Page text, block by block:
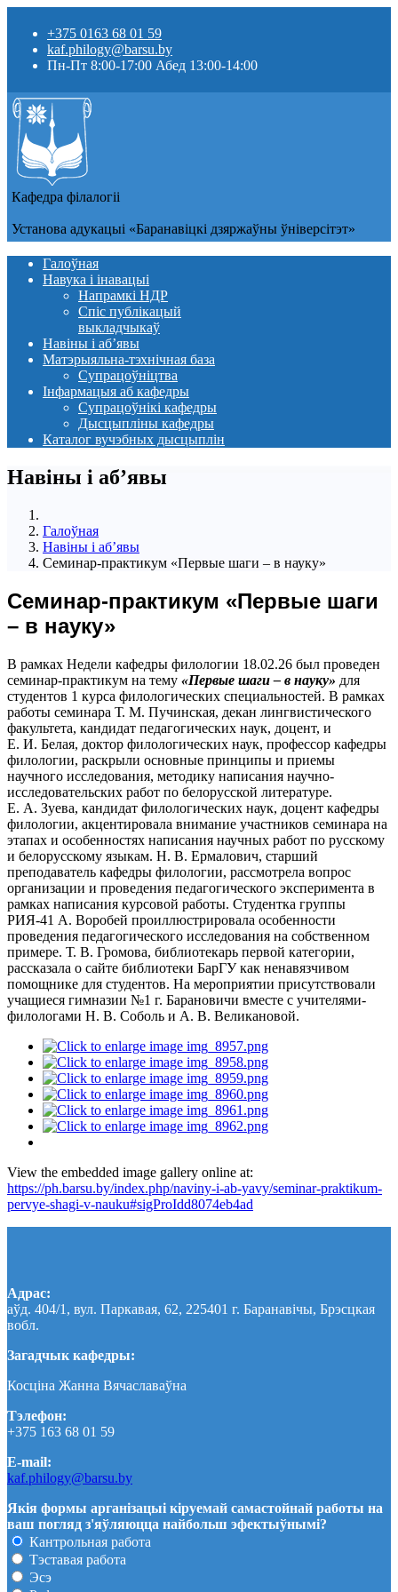
+375 0163 68 01 59
kaf.philogy@barsu.by
Пн-Пт 8:00-17:00 Абед 13:00-14:00
Кафедра фiлалогii
Установа адукацыi «Баранавіцкі дзяржаўны ўніверсітэт»
Галоўная
Навука і інавацыі
Напрамкі НДР
Спіс публікацый
выкладчыкаў
Навіны i аб’явы
Матэрыяльна-тэхнічная база
Супрацоўніцтва
Інфармацыя аб кафедры
Супрацоўнікі кафедры
Дысцыпліны кафедры
Каталог вучэбных дысцыплін
Навіны i аб’явы
Галоўная
Навіны i аб’явы
Семинар-практикум «Первые шаги – в науку»
Семинар-практикум «Первые шаги
– в науку»
В рамках Недели кафедры филологии 18.02.26 был проведен
семинар-практикум на тему «Первые шаги – в науку» для
студентов 1 курса филологических специальностей. В рамках
работы семинара Т. М. Пучинская, декан лингвистического
факультета, кандидат педагогических наук, доцент, и
Е. И. Белая, доктор филологических наук, профессор кафедры
филологии, раскрыли основные принципы и приемы
научного исследования, методику написания научно-
исследовательских работ по белорусской литературе.
Е. А. Зуева, кандидат филологических наук, доцент кафедры
филологии, акцентировала внимание участников семинара на
этапах и особенностях написания научных работ по русскому
и белорусскому языкам. Н. В. Ермалович, старший
преподаватель кафедры филологии, рассмотрела вопрос
организации и проведения педагогического эксперимента в
рамках написания курсовой работы. Студентка группы
РИЯ-41 А. Воробей проиллюстрировала особенности
проведения педагогического исследования на собственном
примере. Т. В. Громова, библиотекарь первой категории,
рассказала о сайте библиотеки БарГУ как ненавязчивом
помощнике для студентов. На мероприятии присутствовали
учащиеся гимназии №1 г. Барановичи вместе с учителями-
филологами Н. В. Соболь и А. В. Великановой.
View the embedded image gallery online at:
https://ph.barsu.by/index.php/naviny-i-ab-yavy/seminar-praktikum-
pervye-shagi-v-nauku#sigProIdd8074eb4ad
Адрас:
аўд. 404/1, вул. Паркавая, 62, 225401 г. Баранавічы, Брэсцкая
вобл.
Загадчык кафедры:
Косціна Жанна Вячаславаўна
Тэлефон:
+375 163 68 01 59
E-mail:
kaf.philogy@barsu.by
Якія формы арганізацыі кіруемай самастойнай работы на
ваш погляд з'яўляюцца найбольш эфектыўнымі?
Кантрольная работа
Тэставая работа
Эсэ